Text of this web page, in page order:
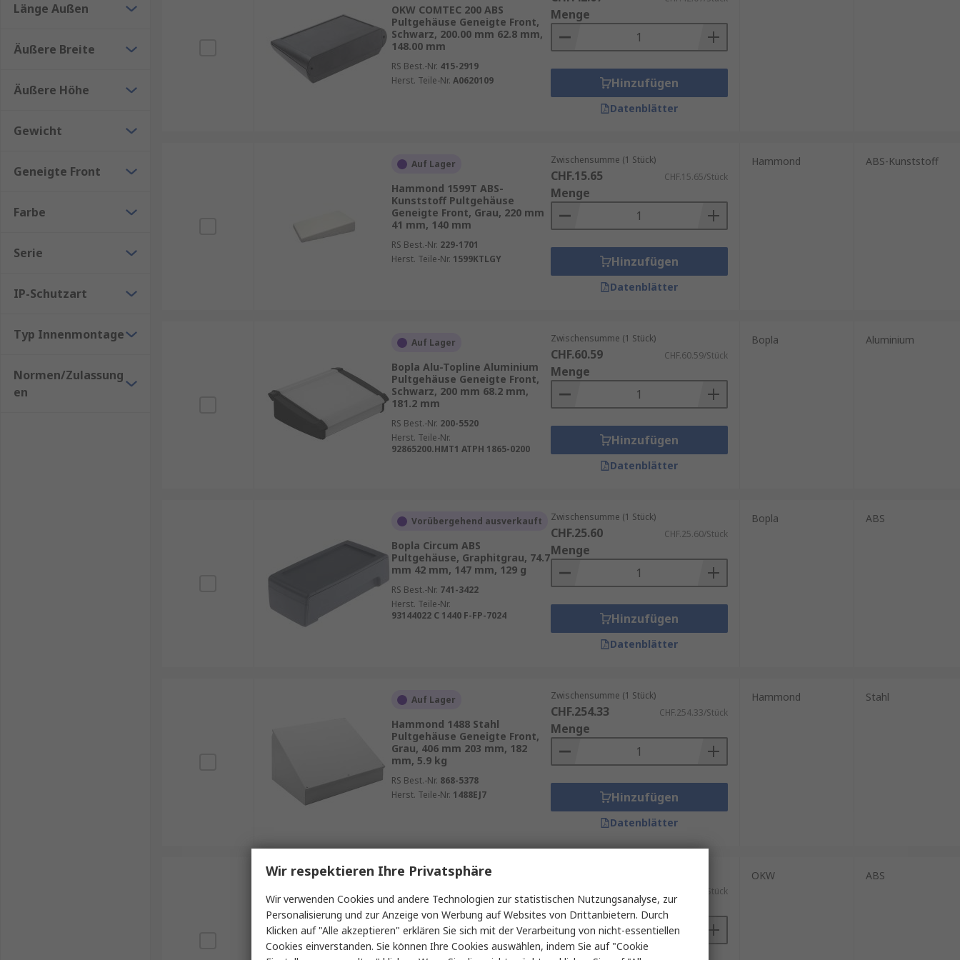
Anpassbare Lösungen für individuelle Anforderungen:
Mit der Möglichkeit zur Anpassung an spezifische Anforderungen bieten Pultgehäuse
eine flexible Lösung für unterschiedlichste Anwendungen. RS bietet Ihnen eine breite Palette hochwertiger und preisgünstiger Produkte an.
Länge Außen
Äußere Breite
Äußere Höhe
Gewicht
Geneigte Front
Farbe
Serie
IP-Schutzart
Typ Innenmontage
Normen/Zulassung
en
OKW COMTEC 200 ABS
Pultgehäuse Geneigte Front,
Schwarz, 200.00 mm 62.8 mm,
148.00 mm
RS Best.-Nr. 415-2919
Herst. Teile-Nr. A0620109
Menge
Hinzufügen
Datenblätter
Auf Lager
Hammond 1599T ABS-
Kunststoff Pultgehäuse
Geneigte Front, Grau, 220 mm
41 mm, 140 mm
RS Best.-Nr. 229-1701
Herst. Teile-Nr. 1599KTLGY
Zwischensumme (1 Stück)
CHF.15.65 CHF.15.65/Stück
Menge
Hinzufügen
Datenblätter
Hammond ABS-Kunststoff
Auf Lager
Bopla Alu-Topline Aluminium
Pultgehäuse Geneigte Front,
Schwarz, 200 mm 68.2 mm,
181.2 mm
RS Best.-Nr. 200-5520
Herst. Teile-Nr.
92865200.HMT1 ATPH 1865-0200
Zwischensumme (1 Stück)
CHF.60.59 CHF.60.59/Stück
Menge
Hinzufügen
Datenblätter
Bopla Aluminium
Vorübergehend ausverkauft
Bopla Circum ABS
Pultgehäuse, Graphitgrau, 74.7
mm 42 mm, 147 mm, 129 g
RS Best.-Nr. 741-3422
Herst. Teile-Nr.
93144022 C 1440 F-FP-7024
Zwischensumme (1 Stück)
CHF.25.60 CHF.25.60/Stück
Menge
Hinzufügen
Datenblätter
Bopla ABS
Auf Lager
Hammond 1488 Stahl
Pultgehäuse Geneigte Front,
Grau, 406 mm 203 mm, 182
mm, 5.9 kg
RS Best.-Nr. 868-5378
Herst. Teile-Nr. 1488EJ7
Zwischensumme (1 Stück)
CHF.254.33 CHF.254.33/Stück
Menge
Hinzufügen
Datenblätter
Hammond Stahl
Auf Lager
OKW DeskCase 138 ABS
Pultgehäuse Geneigte Front,
Schwarz, 190 mm 54 mm, 138
mm
CHF.41.29/Stück
Menge
OKW ABS
Wir respektieren Ihre Privatsphäre
Wir verwenden Cookies und andere Technologien zur statistischen Nutzungsanalyse, zur
Personalisierung und zur Anzeige von Werbung auf Websites von Drittanbietern. Durch
Klicken auf "Alle akzeptieren" erklären Sie sich mit der Verarbeitung von nicht-essentiellen
Cookies einverstanden. Sie können Ihre Cookies auswählen, indem Sie auf "Cookie